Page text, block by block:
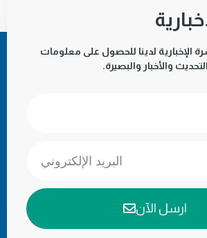
الإخبارية لدينا للحصول على معلومات
التحديث والأخبار والبصيرة.
ارسل الآن